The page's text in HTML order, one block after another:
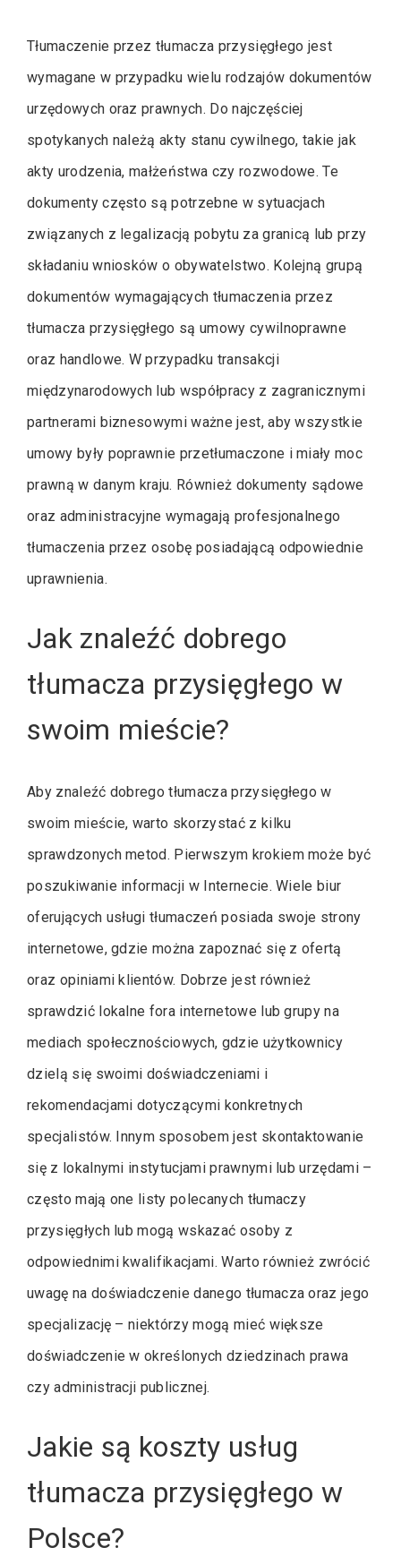
Tłumaczenie przez tłumacza przysięgłego jest
wymagane w przypadku wielu rodzajów dokumentów
urzędowych oraz prawnych. Do najczęściej
spotykanych należą akty stanu cywilnego, takie jak
akty urodzenia, małżeństwa czy rozwodowe. Te
dokumenty często są potrzebne w sytuacjach
związanych z legalizacją pobytu za granicą lub przy
składaniu wniosków o obywatelstwo. Kolejną grupą
dokumentów wymagających tłumaczenia przez
tłumacza przysięgłego są umowy cywilnoprawne
oraz handlowe. W przypadku transakcji
międzynarodowych lub współpracy z zagranicznymi
partnerami biznesowymi ważne jest, aby wszystkie
umowy były poprawnie przetłumaczone i miały moc
prawną w danym kraju. Również dokumenty sądowe
oraz administracyjne wymagają profesjonalnego
tłumaczenia przez osobę posiadającą odpowiednie
uprawnienia.
Jak znaleźć dobrego
tłumacza przysięgłego w
swoim mieście?
Aby znaleźć dobrego tłumacza przysięgłego w
swoim mieście, warto skorzystać z kilku
sprawdzonych metod. Pierwszym krokiem może być
poszukiwanie informacji w Internecie. Wiele biur
oferujących usługi tłumaczeń posiada swoje strony
internetowe, gdzie można zapoznać się z ofertą
oraz opiniami klientów. Dobrze jest również
sprawdzić lokalne fora internetowe lub grupy na
mediach społecznościowych, gdzie użytkownicy
dzielą się swoimi doświadczeniami i
rekomendacjami dotyczącymi konkretnych
specjalistów. Innym sposobem jest skontaktowanie
się z lokalnymi instytucjami prawnymi lub urzędami –
często mają one listy polecanych tłumaczy
przysięgłych lub mogą wskazać osoby z
odpowiednimi kwalifikacjami. Warto również zwrócić
uwagę na doświadczenie danego tłumacza oraz jego
specjalizację – niektórzy mogą mieć większe
doświadczenie w określonych dziedzinach prawa
czy administracji publicznej.
Jakie są koszty usług
tłumacza przysięgłego w
Polsce?